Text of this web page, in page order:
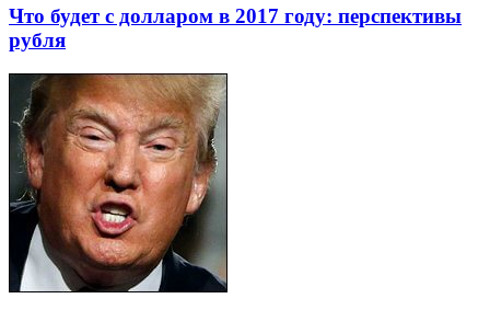
Что будет с долларом в 2017 году: перспективы
рубля